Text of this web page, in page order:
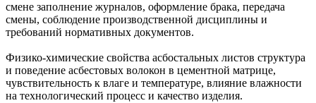
смене заполнение журналов, оформление брака, передача
смены, соблюдение производственной дисциплины и
требований нормативных документов.
Физико‑химические свойства асбостальных листов структура
и поведение асбестовых волокон в цементной матрице,
чувствительность к влаге и температуре, влияние влажности
на технологический процесс и качество изделия.